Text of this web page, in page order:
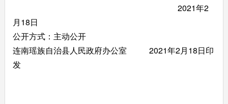
2021年2
月18日
公开方式：主动公开
连南瑶族自治县人民政府办公室 2021年2月18日印
发